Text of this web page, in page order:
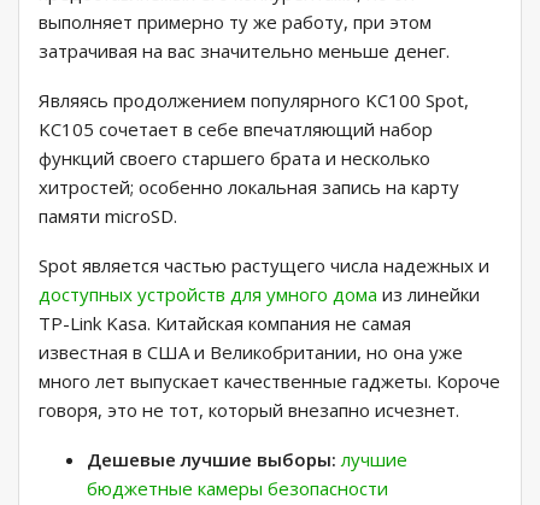
выполняет примерно ту же работу, при этом
затрачивая на вас значительно меньше денег.
Являясь продолжением популярного KC100 Spot,
KC105 сочетает в себе впечатляющий набор
функций своего старшего брата и несколько
хитростей; особенно локальная запись на карту
памяти microSD.
Spot является частью растущего числа надежных и
доступных устройств для умного дома из линейки
TP-Link Kasa. Китайская компания не самая
известная в США и Великобритании, но она уже
много лет выпускает качественные гаджеты. Короче
говоря, это не тот, который внезапно исчезнет.
Дешевые лучшие выборы: лучшие
бюджетные камеры безопасности